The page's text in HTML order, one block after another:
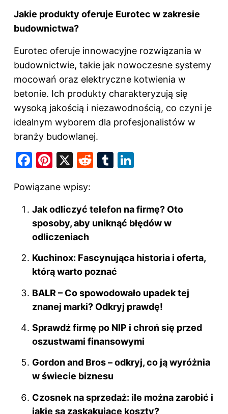
Jakie produkty oferuje Eurotec w zakresie
budownictwa?
Eurotec oferuje innowacyjne rozwiązania w
budownictwie, takie jak nowoczesne systemy
mocowań oraz elektryczne kotwienia w
betonie. Ich produkty charakteryzują się
wysoką jakością i niezawodnością, co czyni je
idealnym wyborem dla profesjonalistów w
branży budowlanej.
F
c
e
b
o
o
k
Pi
er
e
st
X
R
di
t
T
bl
r
e
dI
Powiązane wpisy:
Jak odliczyć telefon na firmę? Oto
sposoby, aby uniknąć błędów w
odliczeniach
Kuchinox: Fascynująca historia i oferta,
którą warto poznać
BALR – Co spowodowało upadek tej
znanej marki? Odkryj prawdę!
Sprawdź firmę po NIP i chroń się przed
oszustwami finansowymi
Gordon and Bros – odkryj, co ją wyróżnia
w świecie biznesu
Czosnek na sprzedaż: ile można zarobić i
jakie są zaskakujące koszty?